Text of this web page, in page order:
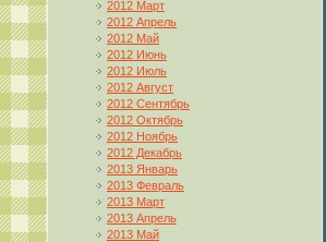
2012 Март
2012 Апрель
2012 Май
2012 Июнь
2012 Июль
2012 Август
2012 Сентябрь
2012 Октябрь
2012 Ноябрь
2012 Декабрь
2013 Январь
2013 Февраль
2013 Март
2013 Апрель
2013 Май